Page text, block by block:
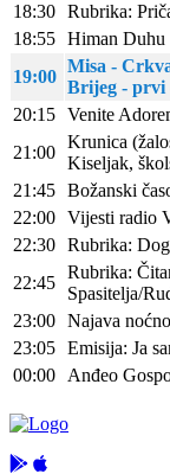
18:30 Rubrika:
18:55 Himan Duhu
19:00
Misa -
Brijeg - prvi
20:15 Venite
21:00
Krunica
Kiseljak,
21:45 Božanski
22:00 Vijesti radio
22:30 Rubrika:
22:45
Rubrika:
Spasitelja/
23:00 Najava
23:05 Emisija: Ja
00:00
Anđeo